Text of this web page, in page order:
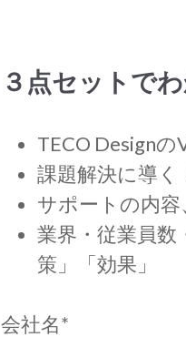
３点セットで
TECO Designの
課題解決に導
サポートの内
業界・従業員数
策」「効果」
会社名*